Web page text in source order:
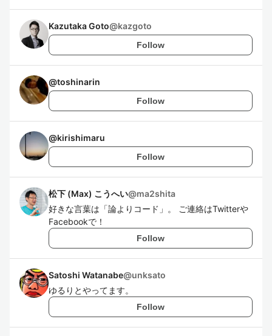
Kazutaka Goto@kazgoto
Follow
@toshinarin
Follow
@kirishimaru
Follow
松下 (Max) こうへい@ma2shita
好きな言葉は「論よりコード」。 ご連絡はTwitterや
Facebookで！
Follow
Satoshi Watanabe@unksato
ゆるりとやってます。
Follow